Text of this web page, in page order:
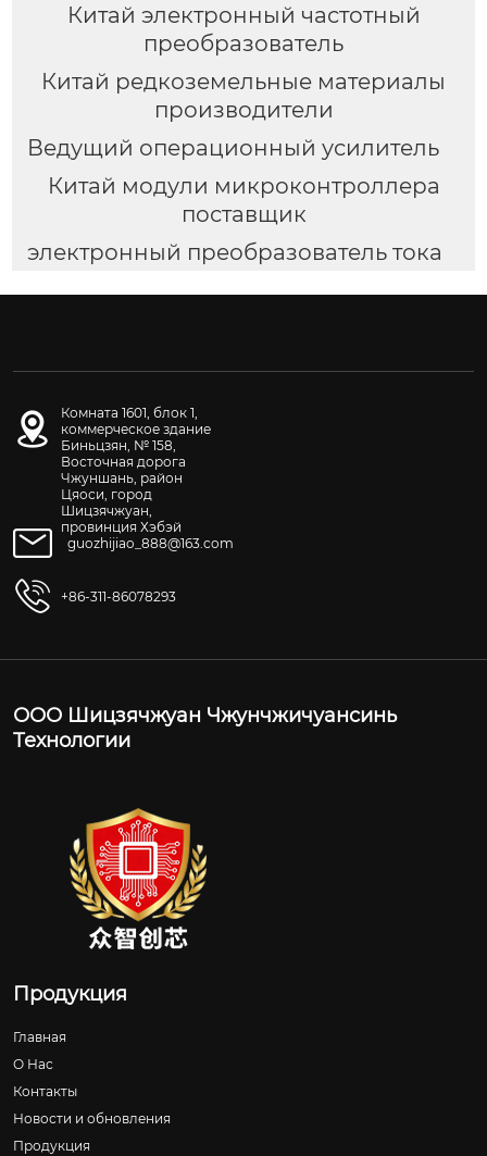
Китай электронный частотный
преобразователь
Китай редкоземельные материалы
производители
Ведущий операционный усилитель
Китай модули микроконтроллера
поставщик
электронный преобразователь тока
Комната 1601, блок 1,
коммерческое здание
Биньцзян, № 158,
Восточная дорога
Чжуншань, район
Цяоси, город
Шицзячжуан,
провинция Хэбэй
guozhijiao_888@163.com
+86-311-86078293
ООО Шицзячжуан Чжунчжичуансинь
Технологии
Продукция
Главная
О Нас
Контакты
Новости и обновления
Продукция